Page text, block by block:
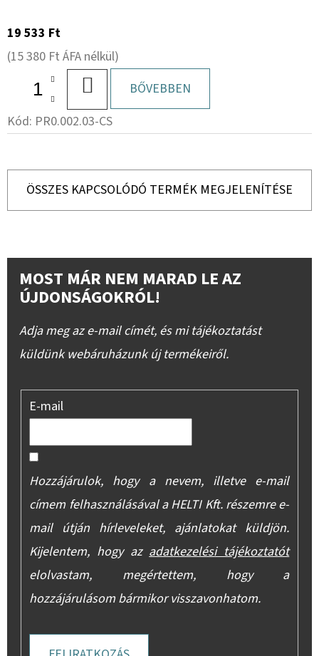
19 533 Ft
(15 380 Ft ÁFA nélkül)
KOSÁRBABŐVEBBEN
Kód: PR0.002.03-CS
ÖSSZES KAPCSOLÓDÓ TERMÉK MEGJELENÍTÉSE
MOST MÁR NEM MARAD LE AZ
ÚJDONSÁGOKRÓL!
Adja meg az e-mail címét, és mi tájékoztatást
küldünk webáruházunk új termékeiről.
E-mail
Hozzájárulok, hogy a nevem, illetve e-mail
címem felhasználásával a HELTI Kft. részemre e-
mail útján hírleveleket, ajánlatokat küldjön.
Kijelentem, hogy azadatkezelési tájékoztatót
elolvastam, megértettem, hogy a
hozzájárulásom bármikor visszavonhatom.